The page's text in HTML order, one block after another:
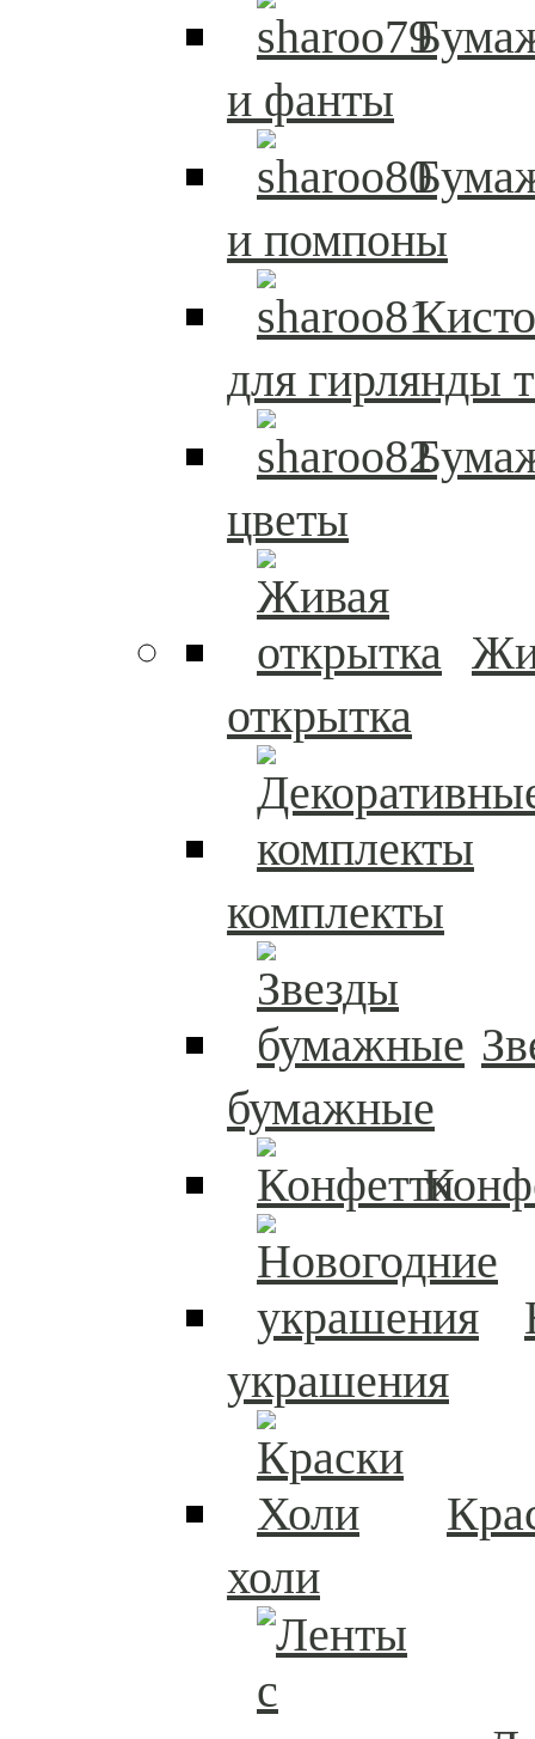
и фанты
и помпоны
для гирлянды
цветы
открытка
комплекты
бумажные
украшения
холи